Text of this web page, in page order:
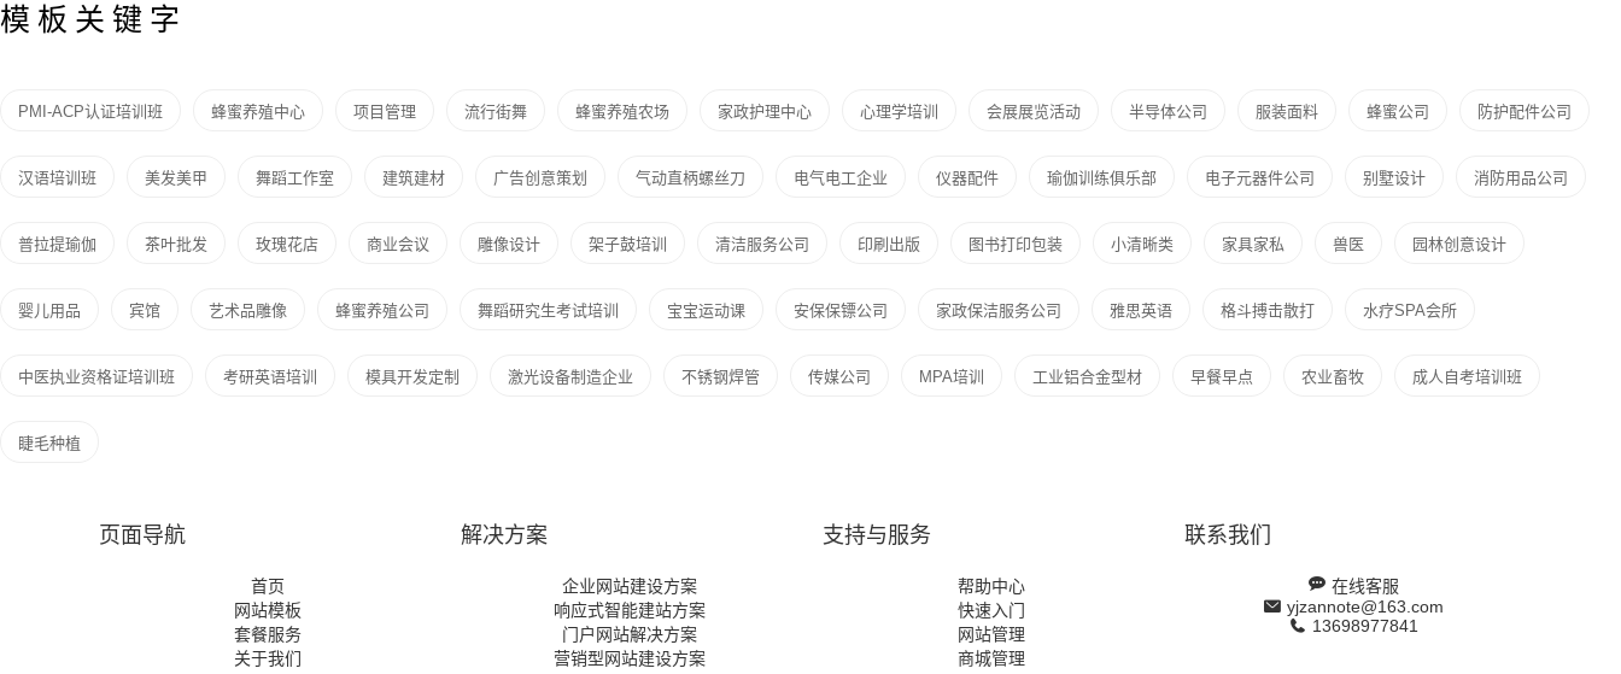
模板关键字
PMI-ACP认证培训班 蜂蜜养殖中心 项目管理 流行街舞 蜂蜜养殖农场 家政护理中心 心理学培训 会展展览活动 半导体公司 服装面料 蜂蜜公司 防护配件公司
汉语培训班 美发美甲 舞蹈工作室 建筑建材 广告创意策划 气动直柄螺丝刀 电气电工企业 仪器配件 瑜伽训练俱乐部 电子元器件公司 别墅设计 消防用品公司
普拉提瑜伽 茶叶批发 玫瑰花店 商业会议 雕像设计 架子鼓培训 清洁服务公司 印刷出版 图书打印包装 小清晰类 家具家私 兽医 园林创意设计
婴儿用品 宾馆 艺术品雕像 蜂蜜养殖公司 舞蹈研究生考试培训 宝宝运动课 安保保镖公司 家政保洁服务公司 雅思英语 格斗搏击散打 水疗SPA会所
中医执业资格证培训班 考研英语培训 模具开发定制 激光设备制造企业 不锈钢焊管 传媒公司 MPA培训 工业铝合金型材 早餐早点 农业畜牧 成人自考培训班
睫毛种植
页面导航
首页
网站模板
套餐服务
关于我们
解决方案
企业网站建设方案
响应式智能建站方案
门户网站解决方案
营销型网站建设方案
支持与服务
帮助中心
快速入门
网站管理
商城管理
联系我们
在线客服
yjzannote@163.com
13698977841